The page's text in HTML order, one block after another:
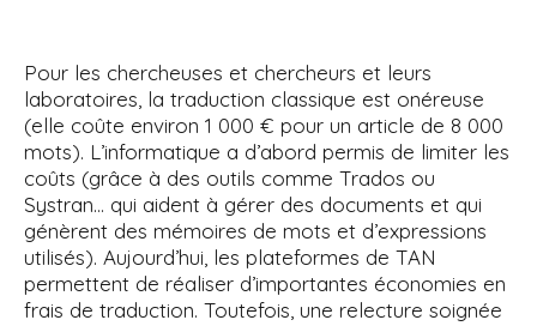
Pour les chercheuses et chercheurs et leurs
laboratoires, la traduction classique est onéreuse
(elle coûte environ 1 000 € pour un article de 8 000
mots). L’informatique a d’abord permis de limiter les
coûts (grâce à des outils comme Trados ou
Systran… qui aident à gérer des documents et qui
génèrent des mémoires de mots et d’expressions
utilisés). Aujourd’hui, les plateformes de TAN
permettent de réaliser d’importantes économies en
frais de traduction. Toutefois, une relecture soignée